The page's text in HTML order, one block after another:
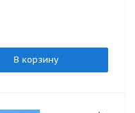
В корзину